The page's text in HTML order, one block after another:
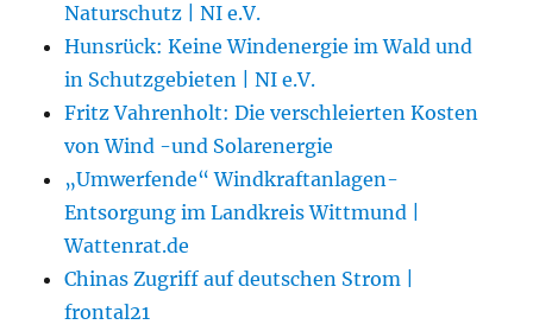
Naturschutz | NI e.V.
Hunsrück: Keine Windenergie im Wald und
in Schutzgebieten | NI e.V.
Fritz Vahrenholt: Die verschleierten Kosten
von Wind -und Solarenergie
„Umwerfende“ Windkraftanlagen-
Entsorgung im Landkreis Wittmund |
Wattenrat.de
Chinas Zugriff auf deutschen Strom |
frontal21